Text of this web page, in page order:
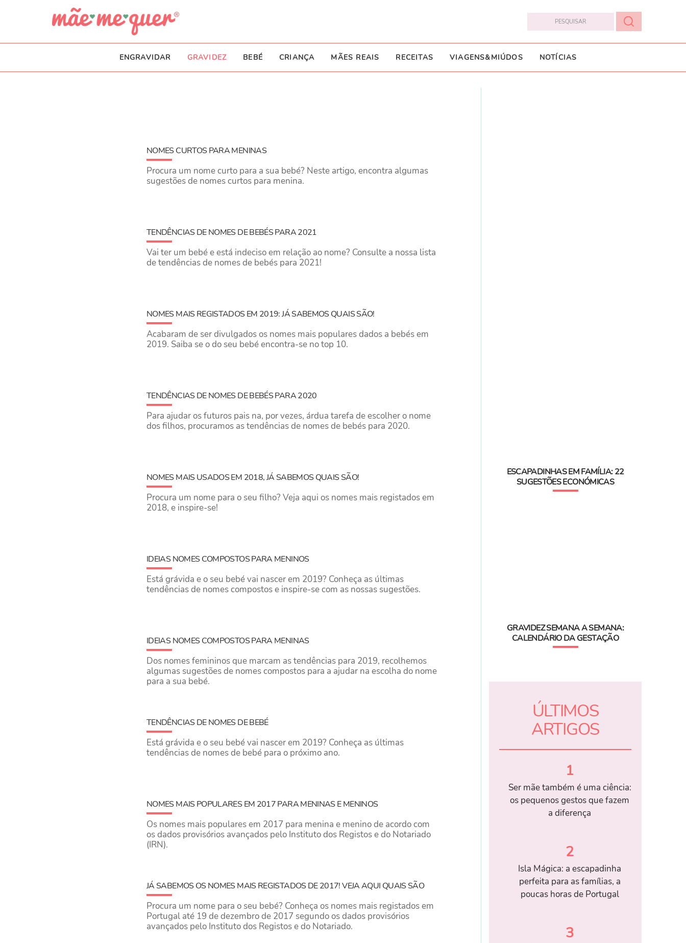
ENGRAVIDAR GRAVIDEZ BEBÉ CRIANÇA MÃES REAIS RECEITAS VIAGENS&MIÚDOS NOTÍCIAS
NOMES CURTOS PARA MENINAS
Procura um nome curto para a sua bebé? Neste artigo, encontra algumas
sugestões de nomes curtos para menina.
TENDÊNCIAS DE NOMES DE BEBÉS PARA 2021
Vai ter um bebé e está indeciso em relação ao nome? Consulte a nossa lista
de tendências de nomes de bebés para 2021!
NOMES MAIS REGISTADOS EM 2019: JÁ SABEMOS QUAIS SÃO!
Acabaram de ser divulgados os nomes mais populares dados a bebés em
2019. Saiba se o do seu bebé encontra-se no top 10.
TENDÊNCIAS DE NOMES DE BEBÉS PARA 2020
Para ajudar os futuros pais na, por vezes, árdua tarefa de escolher o nome
dos filhos, procuramos as tendências de nomes de bebés para 2020.
NOMES MAIS USADOS EM 2018, JÁ SABEMOS QUAIS SÃO!
Procura um nome para o seu filho? Veja aqui os nomes mais registados em
2018, e inspire-se!
IDEIAS NOMES COMPOSTOS PARA MENINOS
Está grávida e o seu bebé vai nascer em 2019? Conheça as últimas
tendências de nomes compostos e inspire-se com as nossas sugestões.
IDEIAS NOMES COMPOSTOS PARA MENINAS
Dos nomes femininos que marcam as tendências para 2019, recolhemos
algumas sugestões de nomes compostos para a ajudar na escolha do nome
para a sua bebé.
TENDÊNCIAS DE NOMES DE BEBÉ
Está grávida e o seu bebé vai nascer em 2019? Conheça as últimas
tendências de nomes de bebé para o próximo ano.
NOMES MAIS POPULARES EM 2017 PARA MENINAS E MENINOS
Os nomes mais populares em 2017 para menina e menino de acordo com
os dados provisórios avançados pelo Instituto dos Registos e do Notariado
(IRN).
JÁ SABEMOS OS NOMES MAIS REGISTADOS DE 2017! VEJA AQUI QUAIS SÃO
Procura um nome para o seu bebé? Conheça os nomes mais registados em
Portugal até 19 de dezembro de 2017 segundo os dados provisórios
avançados pelo Instituto dos Registos e do Notariado.
ESCAPADINHAS EM FAMÍLIA: 22
SUGESTÕES ECONÓMICAS
GRAVIDEZ SEMANA A SEMANA:
CALENDÁRIO DA GESTAÇÃO
ÚLTIMOS
ARTIGOS
1
Ser mãe também é uma ciência:
os pequenos gestos que fazem
a diferença
2
Isla Mágica: a escapadinha
perfeita para as famílias, a
poucas horas de Portugal
3